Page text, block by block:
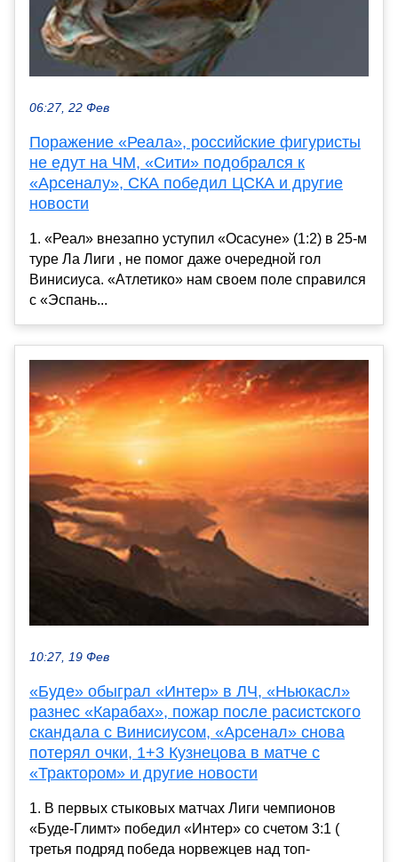
06:27, 22 Фев
Поражение «Реала», российские фигуристы
не едут на ЧМ, «Сити» подобрался к
«Арсеналу», СКА победил ЦСКА и другие
новости
1. «Реал» внезапно уступил «Осасуне» (1:2) в 25-м
туре Ла Лиги , не помог даже очередной гол
Винисиуса. «Атлетико» нам своем поле справился
с «Эспань...
10:27, 19 Фев
«Буде» обыграл «Интер» в ЛЧ, «Ньюкасл»
разнес «Карабах», пожар после расистского
скандала с Винисиусом, «Арсенал» снова
потерял очки, 1+3 Кузнецова в матче с
«Трактором» и другие новости
1. В первых стыковых матчах Лиги чемпионов
«Буде-Глимт» победил «Интер» со счетом 3:1 (
третья подряд победа норвежцев над топ-